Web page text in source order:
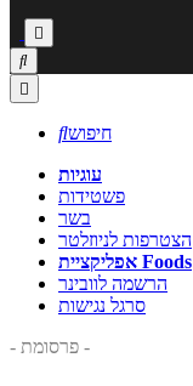



חיפוש
עוגיות
פשטידות
בשר
הצטרפות לניוזלטר
אפליקציית Foods
הרשמה לוובינר
סרגל נגישות
- פרסומת -